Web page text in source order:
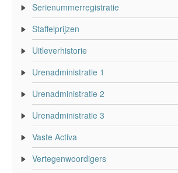
Serienummerregistratie
Staffelprijzen
Uitleverhistorie
Urenadministratie 1
Urenadministratie 2
Urenadministratie 3
Vaste Activa
Vertegenwoordigers